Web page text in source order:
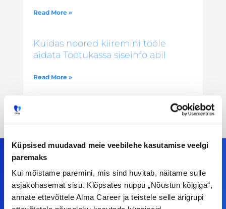
Küpsised muudavad meie veebilehe kasutamise veelgi
paremaks
Kui mõistame paremini, mis sind huvitab, näitame sulle
asjakohasemat sisu. Klõpsates nuppu „Nõustun kõigiga“,
annate ettevõttele Alma Career ja teistele selle ärigrupi
Read More »
Kuidas noored kiiremini tööle
aidata Töötukassa siseinfo abil
Read More »
Meiega leiad!